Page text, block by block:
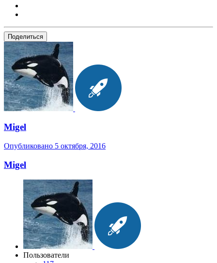
Поделиться
Migel
Опубликовано 5 октября, 2016
Migel
Пользователи